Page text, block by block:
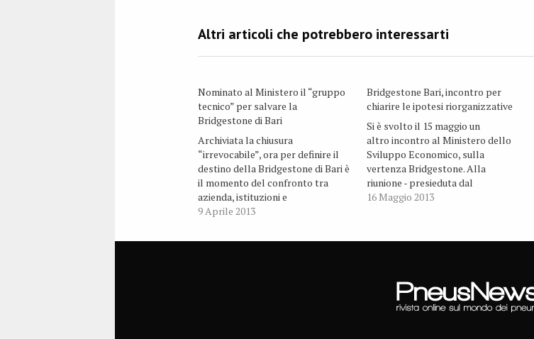
Nominato al Ministero il “gruppo
tecnico” per salvare la
Bridgestone di Bari
Archiviata la chiusura
“irrevocabile”, ora per definire il
destino della Bridgestone di Bari è
il momento del confronto tra
azienda, istituzioni e
organizzazioni sindacali, con la
prima tappa di tale confronto si è
9 Aprile 2013
Bridgestone Bari, incontro per
chiarire le ipotesi riorganizzative
Si è svolto il 15 maggio un
altro incontro al Ministero dello
Sviluppo Economico, sulla
vertenza Bridgestone. Alla
riunione - presieduta dal
Sottosegretario Claudio De
Nichi Vendola, il Sindaco di Bari
management italiano ed europeo…
16 Maggio 2013